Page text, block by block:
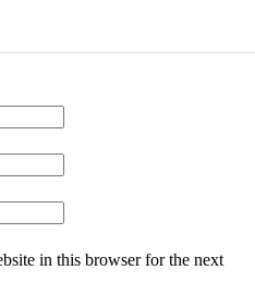
in this browser for the next